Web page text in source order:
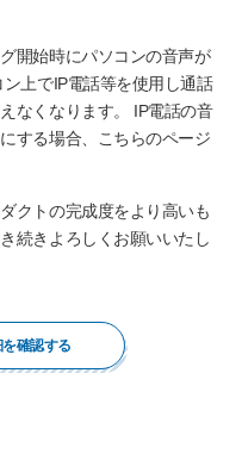
開始時にパソコンの音声が
上でIP電話等を使用し通話
なくなります。 IP電話の音
する場合、こちらのページ
クトの完成度をより高いも
続きよろしくお願いいたし
確認する